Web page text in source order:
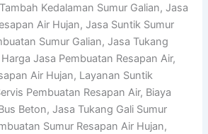
Kedalaman Sumur Galian, Jasa
Air Hujan, Jasa Suntik Sumur
Sumur Galian, Jasa Tukang
Jasa Pembuatan Resapan Air,
Air Hujan, Layanan Suntik
Pembuatan Resapan Air, Biaya
Beton, Jasa Tukang Gali Sumur
Sumur Resapan Air Hujan,